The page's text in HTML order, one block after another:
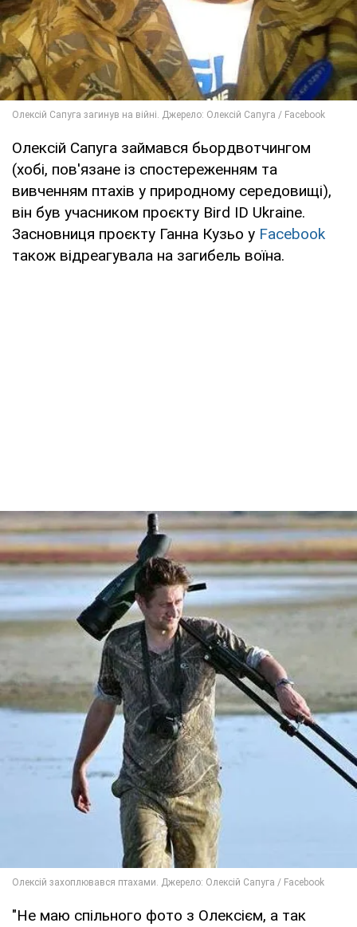
Олексій Сапуга займався бьордвотчингом
(хобі, пов'язане із спостереженням та
вивченням птахів у природному середовищі),
він був учасником проєкту Bird ID Ukraine.
Засновниця проєкту Ганна Кузьо у Facebook
також відреагувала на загибель воїна.
"Не маю спільного фото з Олексієм, а так